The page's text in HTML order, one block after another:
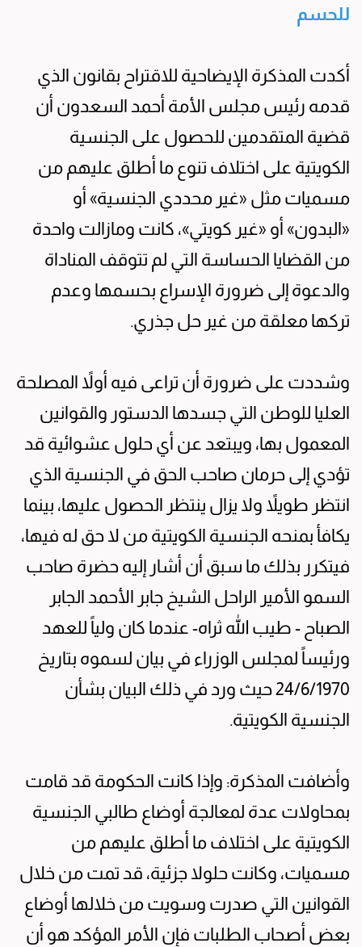
للحسم
أكدت المذكرة الإيضاحية للاقتراح بقانون الذي
قدمه رئيس مجلس الأمة أحمد السعدون أن
قضية المتقدمين للحصول على الجنسية
الكويتية على اختلاف تنوع ما أطلق عليهم من
مسميات مثل «غير محددي الجنسية» أو
«البدون» أو «غير كويتي»، كانت ومازالت واحدة
من القضايا الحساسة التي لم تتوقف المناداة
والدعوة إلى ضرورة الإسراع بحسمها وعدم
تركها معلقة من غير حل جذري.
وشددت على ضرورة أن تراعى فيه أولاً المصلحة
العليا للوطن التي جسدها الدستور والقوانين
المعمول بها، ويبتعد عن أي حلول عشوائية قد
تؤدي إلى حرمان صاحب الحق في الجنسية الذي
انتظر طويلاً ولا يزال ينتظر الحصول عليها، بينما
يكافأ بمنحه الجنسية الكويتية من لا حق له فيها،
فيتكرر بذلك ما سبق أن أشار إليه حضرة صاحب
السمو الأمير الراحل الشيخ جابر الأحمد الجابر
الصباح - طيب الله ثراه- عندما كان ولياً للعهد
ورئيساً لمجلس الوزراء في بيان لسموه بتاريخ
24/6/1970 حيث ورد في ذلك البيان بشأن
الجنسية الكويتية.
وأضافت المذكرة: وإذا كانت الحكومة قد قامت
بمحاولات عدة لمعالجة أوضاع طالبي الجنسية
الكويتية على اختلاف ما أطلق عليهم من
مسميات، وكانت حلولا جزئية، قد تمت من خلال
القوانين التي صدرت وسويت من خلالها أوضاع
بعض أصحاب الطلبات فإن الأمر المؤكد هو أن